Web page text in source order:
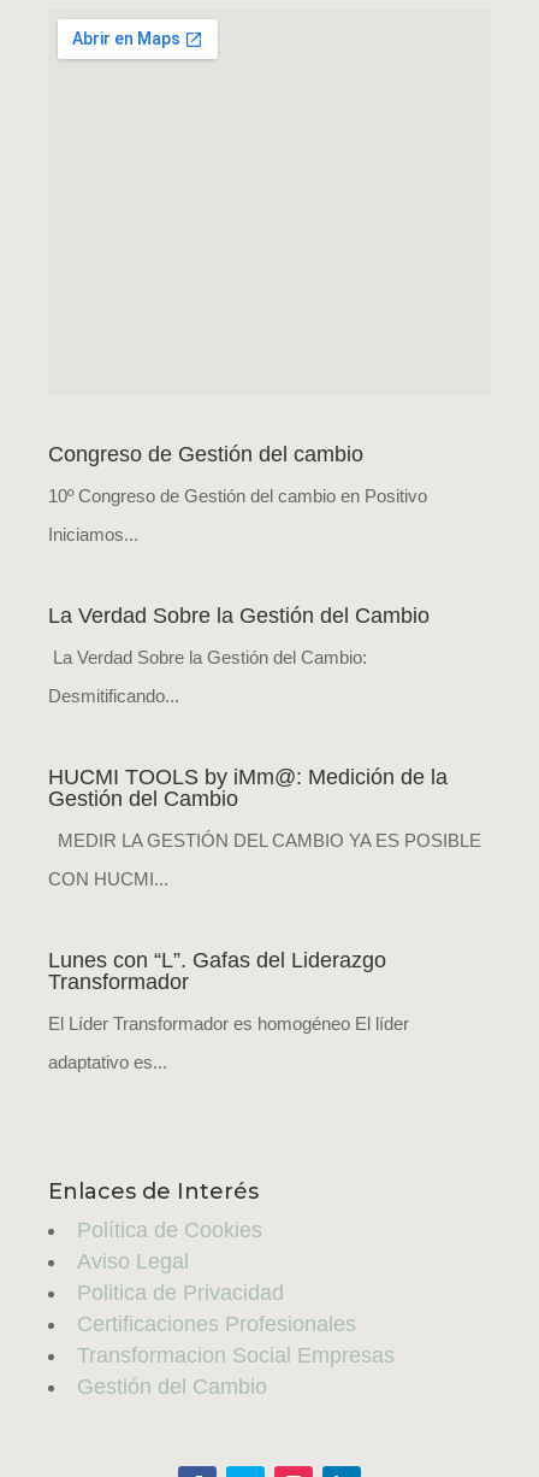
Congreso de Gestión del cambio
10º Congreso de Gestión del cambio en Positivo
Iniciamos...
La Verdad Sobre la Gestión del Cambio
La Verdad Sobre la Gestión del Cambio:
Desmitificando...
HUCMI TOOLS by iMm@: Medición de la
Gestión del Cambio
MEDIR LA GESTIÓN DEL CAMBIO YA ES POSIBLE
CON HUCMI...
Lunes con “L”. Gafas del Liderazgo
Transformador
El Líder Transformador es homogéneo El líder
adaptativo es...
Enlaces de Interés
Política de Cookies
Aviso Legal
Politica de Privacidad
Certificaciones Profesionales
Transformacion Social Empresas
Gestión del Cambio